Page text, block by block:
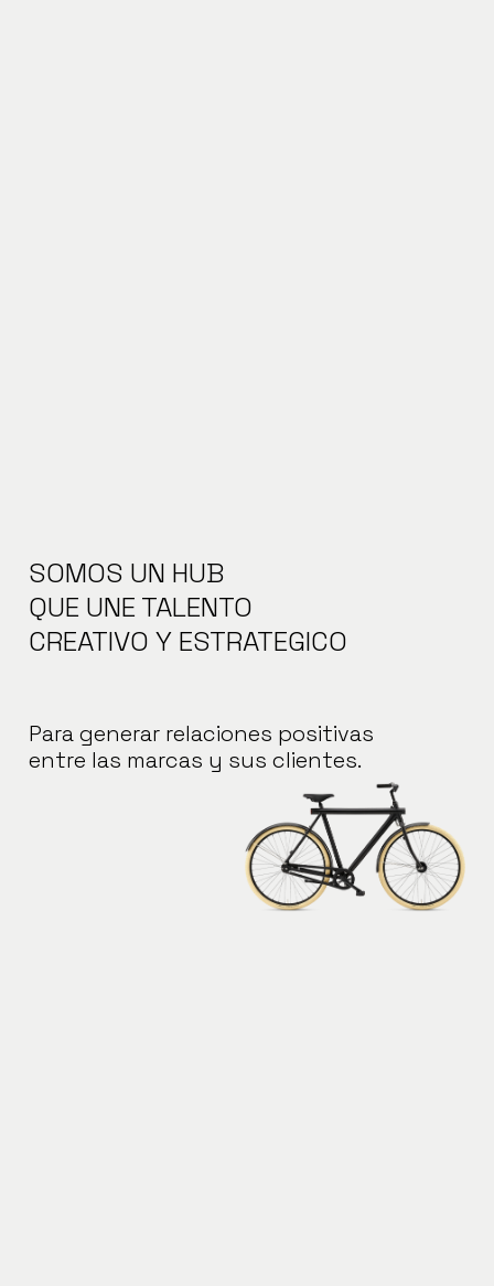
SOMOS UN HUB
QUE UNE TALENTO
CREATIVO Y ESTRATEGICO
Para generar relaciones positivas
entre las marcas y sus clientes.